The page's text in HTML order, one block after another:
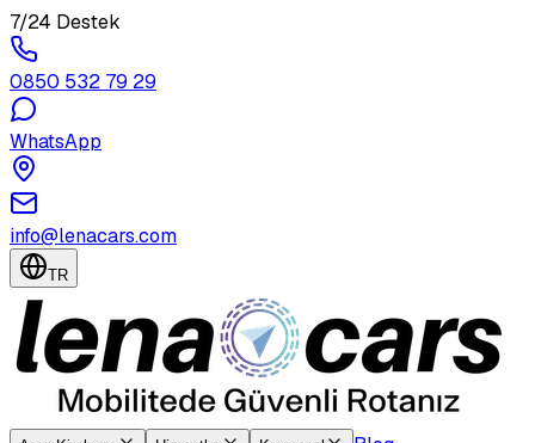
7/24 Destek
0850 532 79 29
WhatsApp
info@lenacars.com
TR